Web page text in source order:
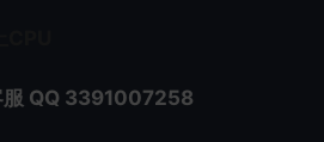
服 QQ 3391007258